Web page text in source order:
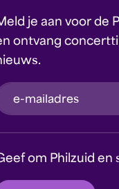
je aan voor de
ontvang
formulier wordt
Google's
om Philzuid en